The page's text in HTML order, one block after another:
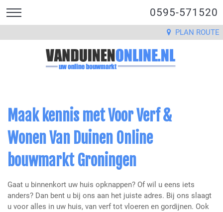
0595-571520
PLAN ROUTE
Maak kennis met Voor Verf &
Wonen Van Duinen Online
bouwmarkt Groningen
Gaat u binnenkort uw huis opknappen? Of wil u eens iets
anders? Dan bent u bij ons aan het juiste adres. Bij ons slaagt
u voor alles in uw huis, van verf tot vloeren en gordijnen. Ook